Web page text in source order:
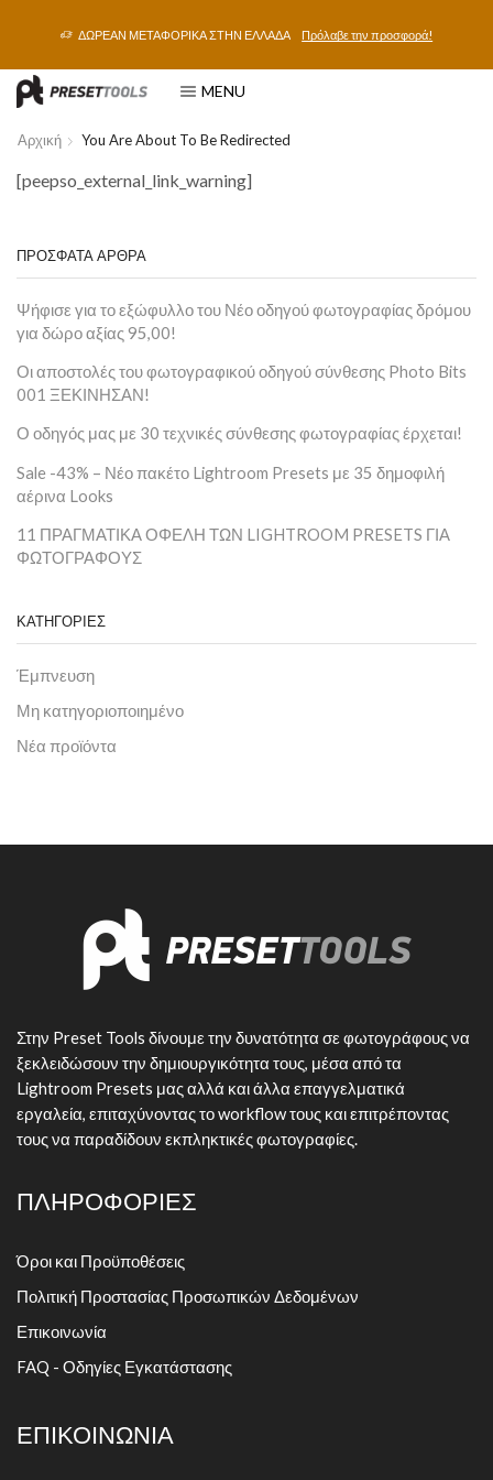
ΔΩΡΕΑΝ ΜΕΤΑΦΟΡΙΚΑ ΣΤΗΝ ΕΛΛΑΔΑ Πρόλαβε την προσφορά!
MENU
Αρχική You Are About To Be Redirected
[peepso_external_link_warning]
ΠΡΟΣΦΑΤΑ ΑΡΘΡΑ
Ψήφισε για το εξώφυλλο του Νέο οδηγού φωτογραφίας δρόμου
για δώρο αξίας 95,00!
Οι αποστολές του φωτογραφικού οδηγού σύνθεσης Photo Bits
001 ΞΕΚΙΝΗΣΑΝ!
Ο οδηγός μας με 30 τεχνικές σύνθεσης φωτογραφίας έρχεται!
Sale -43% – Νέο πακέτο Lightroom Presets με 35 δημοφιλή
αέρινα Looks
11 ΠΡΑΓΜΑΤΙΚΑ ΟΦΕΛΗ ΤΩΝ LIGHTROOM PRESETS ΓΙΑ
ΦΩΤΟΓΡΑΦΟΥΣ
ΚΑΤΗΓΟΡΙΕΣ
Έμπνευση
Μη κατηγοριοποιημένο
Νέα προϊόντα
Στην Preset Tools δίνουμε την δυνατότητα σε φωτογράφους να
ξεκλειδώσουν την δημιουργικότητα τους, μέσα από τα
Lightroom Presets μας αλλά και άλλα επαγγελματικά
εργαλεία, επιταχύνοντας το workflow τους και επιτρέποντας
τους να παραδίδουν εκπληκτικές φωτογραφίες.
ΠΛΗΡΟΦΟΡΙΕΣ
Όροι και Προϋποθέσεις
Πολιτική Προστασίας Προσωπικών Δεδομένων
Επικοινωνία
FAQ - Οδηγίες Εγκατάστασης
ΕΠΙΚΟΙΝΩΝΙΑ